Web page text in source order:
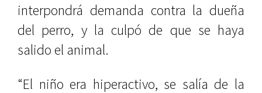
interpondrá demanda contra la dueña
del perro, y la culpó de que se haya
salido el animal.
“El niño era hiperactivo, se salía de la